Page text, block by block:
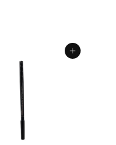
In den Einkaufswagen legen